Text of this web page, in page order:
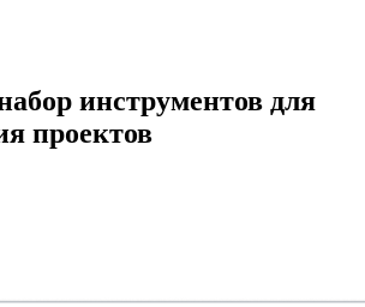
инструментов для
проектов